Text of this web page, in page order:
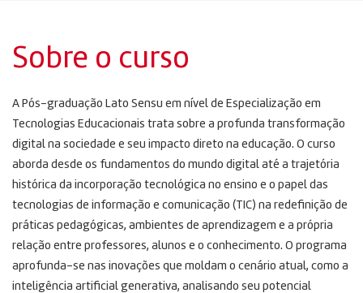
Sobre o curso
A Pós-graduação Lato Sensu em nível de Especialização em
Tecnologias Educacionais trata sobre a profunda transformação
digital na sociedade e seu impacto direto na educação. O curso
aborda desde os fundamentos do mundo digital até a trajetória
histórica da incorporação tecnológica no ensino e o papel das
tecnologias de informação e comunicação (TIC) na redefinição de
práticas pedagógicas, ambientes de aprendizagem e a própria
relação entre professores, alunos e o conhecimento. O programa
aprofunda-se nas inovações que moldam o cenário atual, como a
inteligência artificial generativa, analisando seu potencial